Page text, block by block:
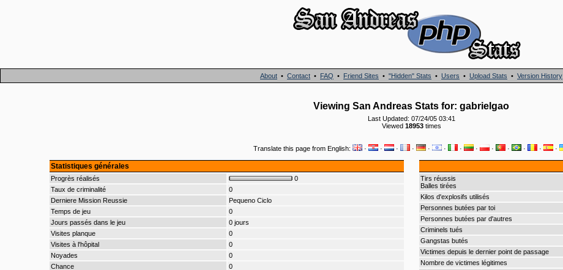
About • Contact • FAQ • Friend Sites • "Hidden" Stats • Users • Upload Stats • Version History
Viewing San Andreas Stats for: gabrielgao
Last Updated: 07/24/05 03:41
Viewed 18953times
Translate this page from English: · · · · · · · · · · · · ·
Statistiques générales
Progrès réalisés
0
Taux de criminalité
0
Derniere Mission Reussie
Pequeno Ciclo
Temps de jeu
0
Jours passés dans le jeu
0 jours
Visites planque
0
Visites à l'hôpital
0
Noyades
0
Chance
0
Tirs réussis
Balles tirées
Kilos d'explosifs utilisés
Personnes butées par toi
Personnes butées par d'autres
Criminels tués
Gangstas butés
Victimes depuis le dernier point de passage
Nombre de victimes légitimes